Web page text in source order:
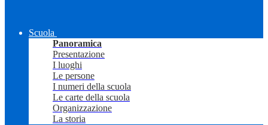
Scuola
Panoramica
Presentazione
I luoghi
Le persone
I numeri della scuola
Le carte della scuola
Organizzazione
La storia